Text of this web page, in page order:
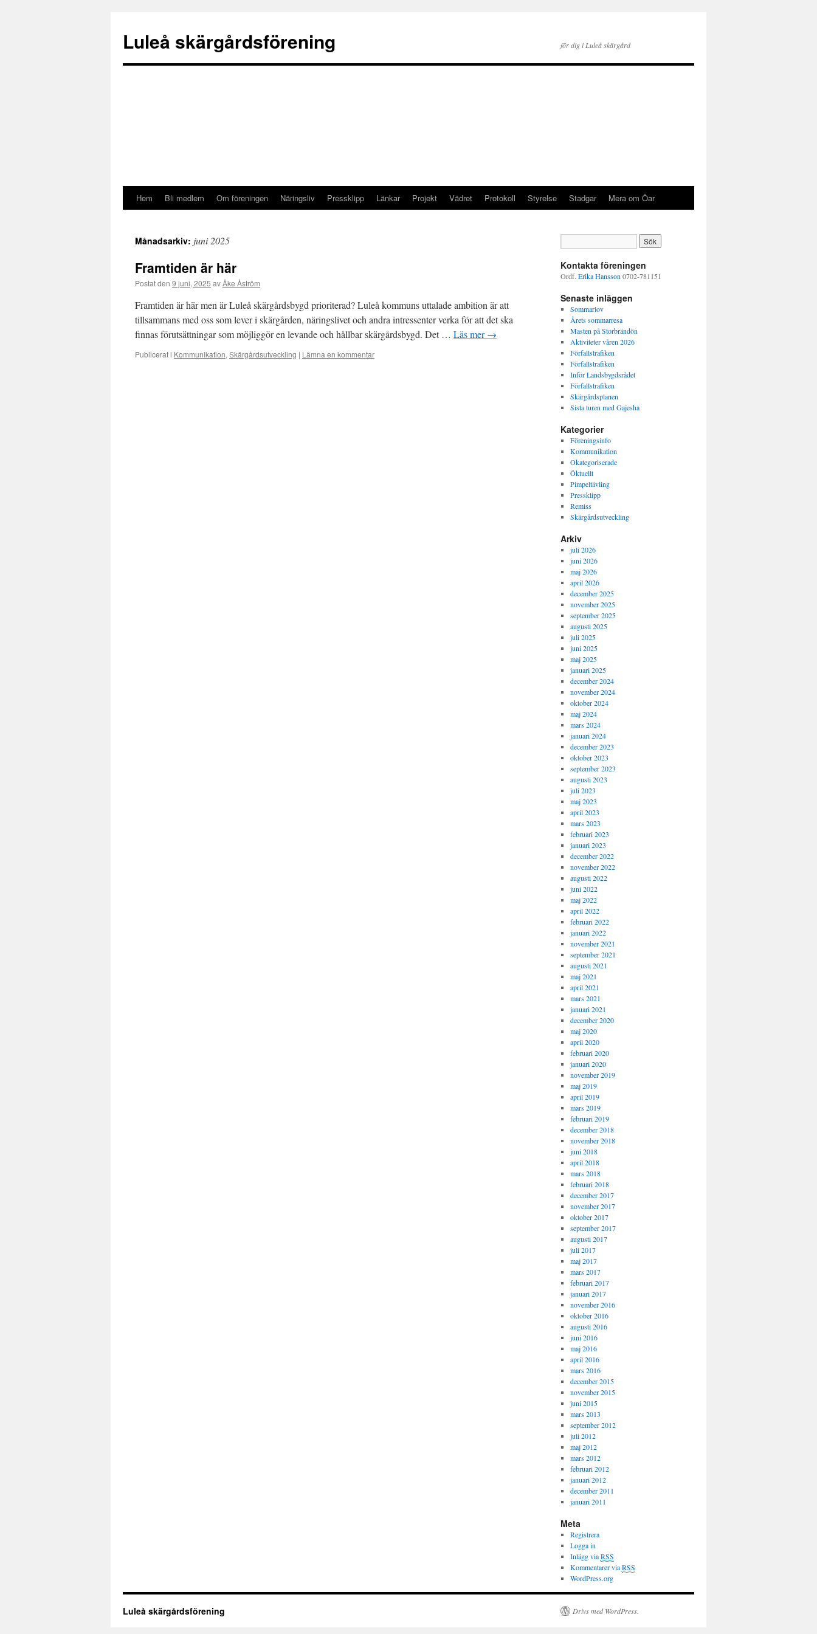
Luleå skärgårdsförening för dig i Luleå skärgård
Gå
innehåll
Hem Bli medlem Om föreningen Näringsliv Pressklipp Länkar Projekt Vädret Protokoll Styrelse Stadgar Mera om Öar
Månadsarkiv: juni 2025
Framtiden är här
Postat den 9 juni, 2025 avÅke Åström
Framtiden är här men är Luleå skärgårdsbygd prioriterad? Luleå kommuns uttalade ambition är att
tillsammans med oss som lever i skärgården, näringslivet och andra intressenter verka för att det ska
finnas förutsättningar som möjliggör en levande och hållbar skärgårdsbygd. Det … Läs mer→
Publicerat i Kommunikation, Skärgårdsutveckling | Lämna en kommentar
Kontakta föreningen
Ordf. Erika Hansson 0702-781151
Senaste inläggen
Sommarlov
Årets sommarresa
Masten på Storbrändön
Aktiviteter våren 2026
Förfallstrafiken
Förfallstrafiken
Inför Landsbygdsrådet
Förfallstrafiken
Skärgårdsplanen
Sista turen med Gajesha
Kategorier
Föreningsinfo
Kommunikation
Okategoriserade
Öktuellt
Pimpeltävling
Pressklipp
Remiss
Skärgårdsutveckling
Arkiv
juli 2026
juni 2026
maj 2026
april 2026
december 2025
november 2025
september 2025
augusti 2025
juli 2025
juni 2025
maj 2025
januari 2025
december 2024
november 2024
oktober 2024
maj 2024
mars 2024
januari 2024
december 2023
oktober 2023
september 2023
augusti 2023
juli 2023
maj 2023
april 2023
mars 2023
februari 2023
januari 2023
december 2022
november 2022
augusti 2022
juni 2022
maj 2022
april 2022
februari 2022
januari 2022
november 2021
september 2021
augusti 2021
maj 2021
april 2021
mars 2021
januari 2021
december 2020
maj 2020
april 2020
februari 2020
januari 2020
november 2019
maj 2019
april 2019
mars 2019
februari 2019
december 2018
november 2018
juni 2018
april 2018
mars 2018
februari 2018
december 2017
november 2017
oktober 2017
september 2017
augusti 2017
juli 2017
maj 2017
mars 2017
februari 2017
januari 2017
november 2016
oktober 2016
augusti 2016
juni 2016
maj 2016
april 2016
mars 2016
december 2015
november 2015
juni 2015
mars 2013
september 2012
juli 2012
maj 2012
mars 2012
februari 2012
januari 2012
december 2011
januari 2011
Meta
Registrera
Logga in
Inlägg viaRSS
Kommentarer viaRSS
WordPress.org
Luleå skärgårdsförening Drivs med WordPress.